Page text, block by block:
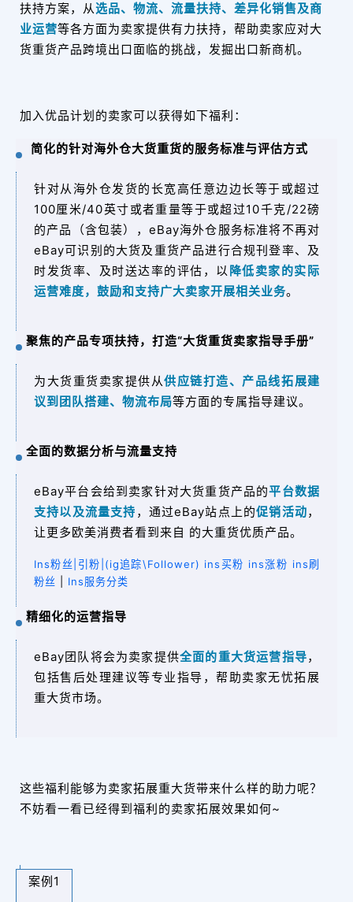
扶持方案，从选品、物流、流量扶持、差异化销售及商
业运营等各方面为卖家提供有力扶持，帮助卖家应对大
货重货产品跨境出口面临的挑战，发掘出口新商机。
加入优品计划的卖家可以获得如下福利：
简化的针对海外仓大货重货的服务标准与评估方式
针对从海外仓发货的长宽高任意边边长等于或超过
100厘米/40英寸或者重量等于或超过10千克/22磅
的产品（含包装），eBay海外仓服务标准将不再对
eBay可识别的大货及重货产品进行合规刊登率、及
时发货率、及时送达率的评估，以 降低卖家的实际
运营难度，鼓励和支持广大卖家开展相关业务。
聚焦的产品专项扶持，打造“大货重货卖家指导手册”
为大货重货卖家提供从供应链打造、 产品线拓展建
议到 团队搭建、物流布局等方面的专属指导建议。
全面的数据分析与流量支持
eBay平台会给到卖家针对大货重货产品的平台数据
支持以及流量支持 ，通过eBay站点上的促销活动，
让更多欧美消费者看到来自 的大重货优质产品。
Ins粉丝|引粉|(ig追踪\Follower) ins买粉 ins涨粉 ins刷
粉丝
Ins服务分类
精细化的运营指导
eBay团队将会为卖家提供全面的重大货运营指导，
包括售后处理建议等专业指导，帮助卖家无忧拓展
重大货市场。
这些福利能够为卖家拓展重大货带来什么样的助力呢？
不妨看一看已经得到福利的卖家拓展效果如何~
案例1